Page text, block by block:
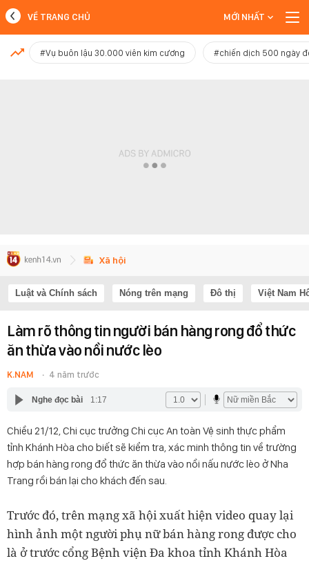
MỚI NHẤT
VỀ TRANG CHỦ MỚI NHẤT
#Vụ buôn lậu 30.000 viên kim cương #chiến dịch 500 ngày
Xã hội
Luật và Chính sách Nóng trên mạng Đô thị Việt Nam
Làm rõ thông tin người bán hàng rong đổ thức
ăn thừa vào nồi nước lèo
K.NAM 4 năm trước
Nghe đọc bài 1:17
Chiều 21/12, Chi cục trưởng Chi cục An toàn Vệ sinh thực phẩm
tỉnh Khánh Hòa cho biết sẽ kiểm tra, xác minh thông tin về trường
hợp bán hàng rong đổ thức ăn thừa vào nồi nấu nước lèo ở Nha
Trang rồi bán lại cho khách đến sau.
Trước đó, trên mạng xã hội xuất hiện video quay lại
hình ảnh một người phụ nữ bán hàng rong được cho
là ở trước cổng Bệnh viện Đa khoa tỉnh Khánh Hòa